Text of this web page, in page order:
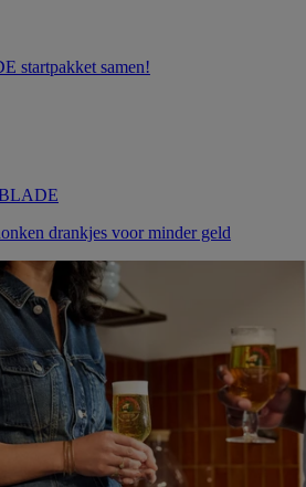
startpakket samen!
drankjes voor minder geld